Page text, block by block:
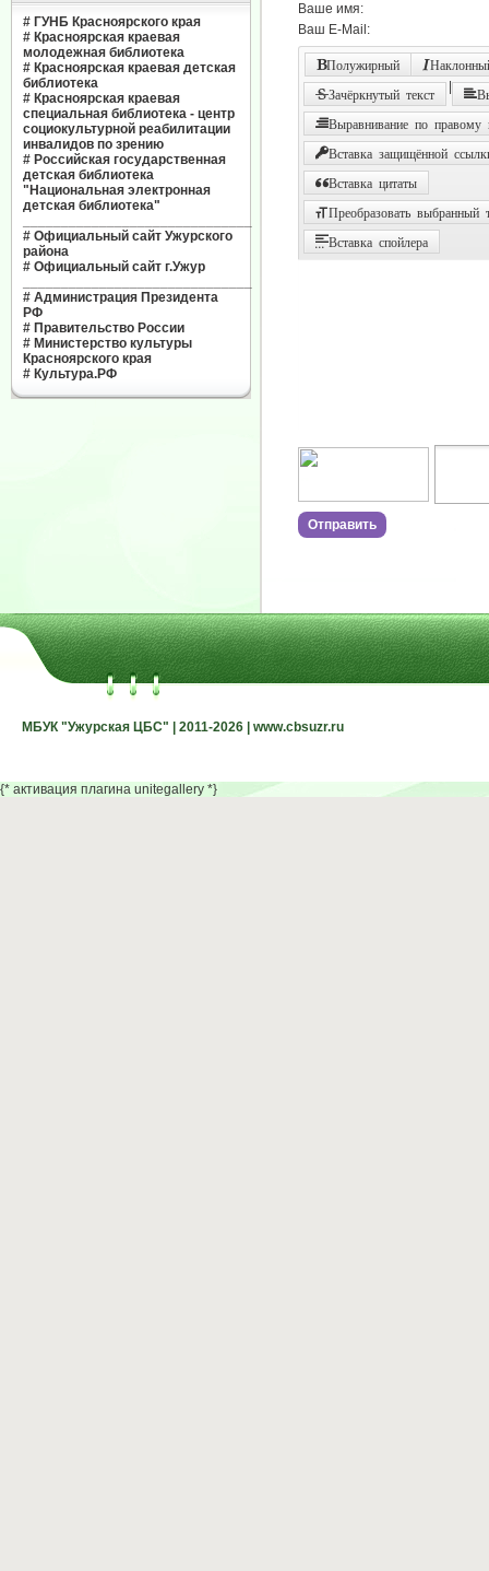
# ГУНБ Красноярского края
# Красноярская краевая
молодежная библиотека
# Красноярская краевая детская
библиотека
# Красноярская краевая
специальная библиотека - центр
социокультурной реабилитации
инвалидов по зрению
# Российская государственная
детская библиотека
"Национальная электронная
детская библиотека"
# Официальный сайт Ужурского
района
# Официальный сайт г.Ужур
# Администрация Президента
РФ
# Правительство России
# Министерство культуры
Красноярского края
# Культура.РФ
Ваше имя:
Ваш E-Mail:
Полужирный
Зачёркнутый текст
Выравнивание по правому
Вставка защищённой
Вставка цитаты
Преобразовать выбранный
Вставка спойлера
МБУК "Ужурская ЦБС" | 2011-2026 | www.cbsuzr.ru
МБУК "Ужурская ЦБС" | 2011-2026 | www.cbsuzr.ru
{* активация плагина unitegallery *}